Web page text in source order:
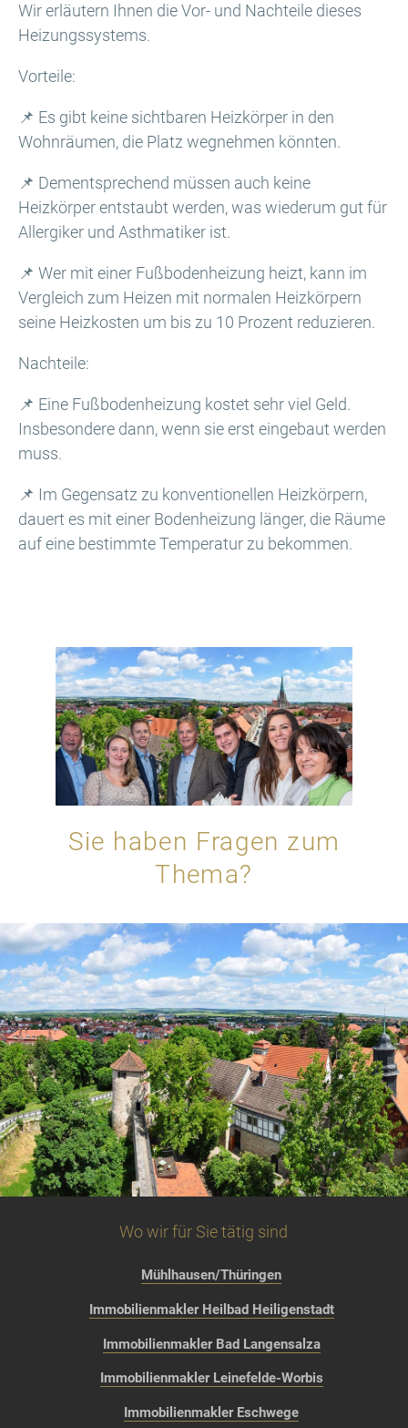
Wir erläutern Ihnen die Vor- und Nachteile dieses
Heizungssystems.
Vorteile:
📌 Es gibt keine sichtbaren Heizkörper in den
Wohnräumen, die Platz wegnehmen könnten.
📌 Dementsprechend müssen auch keine
Heizkörper entstaubt werden, was wiederum gut für
Allergiker und Asthmatiker ist.
📌 Wer mit einer Fußbodenheizung heizt, kann im
Vergleich zum Heizen mit normalen Heizkörpern
seine Heizkosten um bis zu 10 Prozent reduzieren.
Nachteile:
📌 Eine Fußbodenheizung kostet sehr viel Geld.
Insbesondere dann, wenn sie erst eingebaut werden
muss.
📌 Im Gegensatz zu konventionellen Heizkörpern,
dauert es mit einer Bodenheizung länger, die Räume
auf eine bestimmte Temperatur zu bekommen.
Sie haben Fragen zum
Thema?
Wo wir für Sie tätig sind
Mühlhausen/Thüringen
Immobilienmakler Heilbad Heiligenstadt
Immobilienmakler Bad Langensalza
Immobilienmakler Leinefelde-Worbis
Immobilienmakler Eschwege